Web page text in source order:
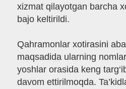
xizmat qilayotgan barcha
bajo keltirildi.
Qahramonlar xotirasini
maqsadida ularning
yoshlar orasida keng
davom ettirilmoqda.